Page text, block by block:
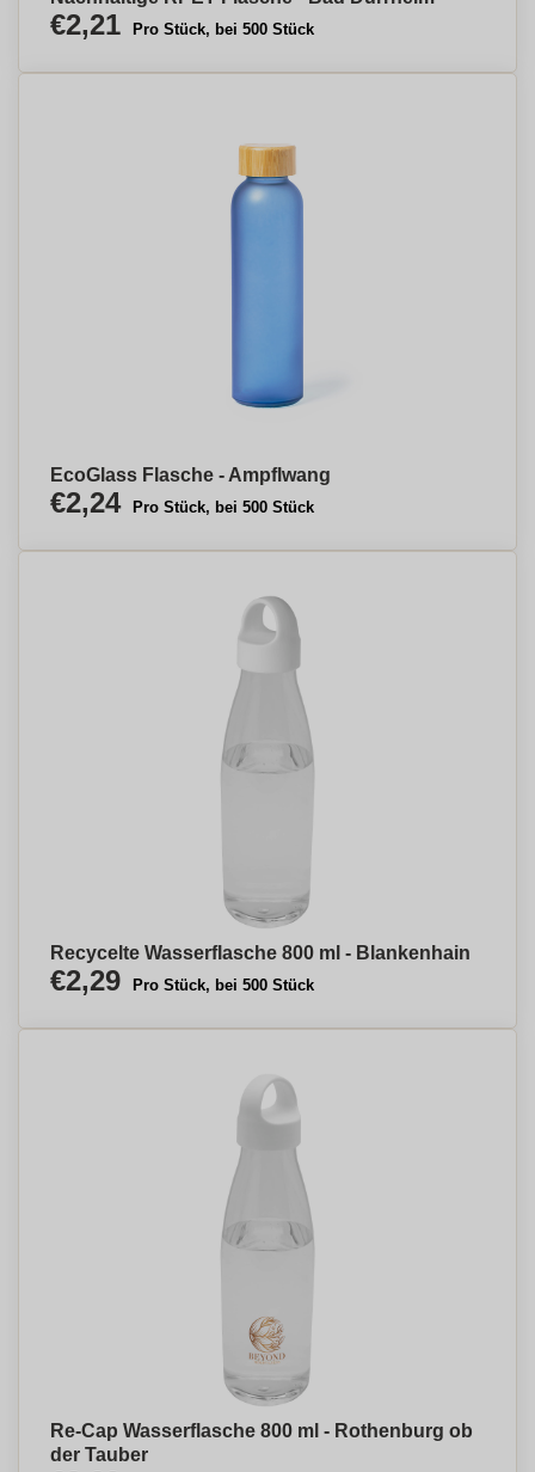
€2,21 Pro Stück, bei 500 Stück
EcoGlass Flasche - Ampflwang
€2,24 Pro Stück, bei 500 Stück
Recycelte Wasserflasche 800 ml - Blankenhain
€2,29 Pro Stück, bei 500 Stück
Re-Cap Wasserflasche 800 ml - Rothenburg ob
der Tauber